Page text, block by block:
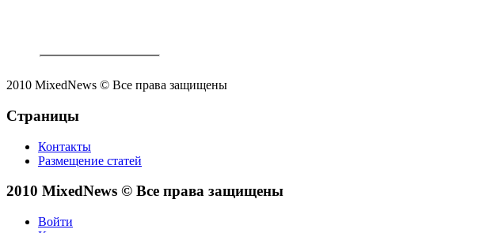
2010 MixedNews © Все права защищены
Страницы
Контакты
Размещение статей
2010 MixedNews © Все права защищены
Войти